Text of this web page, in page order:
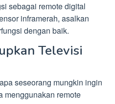
sebagai remote digital
inframerah, asalkan
dengan baik.
Televisi
seseorang mungkin ingin
menggunakan remote